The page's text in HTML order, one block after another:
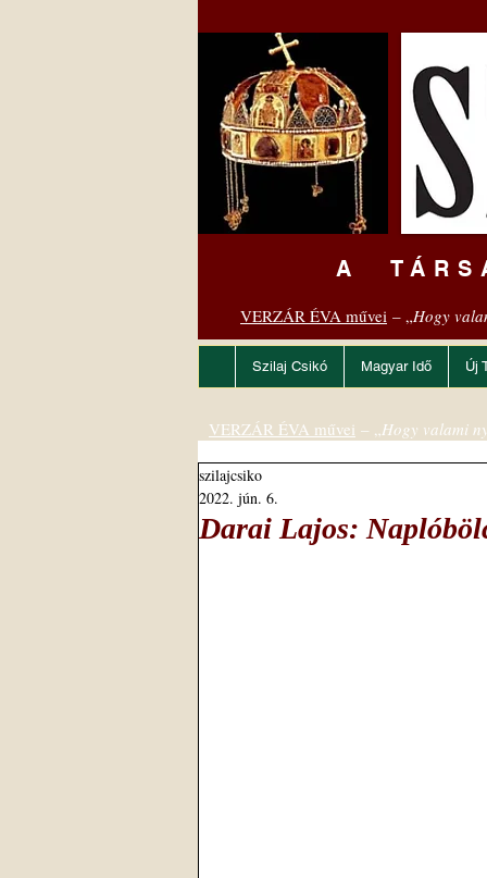
A
VERZÁR ÉVA művei – „Hogy
Szilaj Csikó Magyar Idő Új
Darai Lajos:
szilajcsiko
2022. jún. 6.
VERZÁR ÉVA művei – „Hogy valami